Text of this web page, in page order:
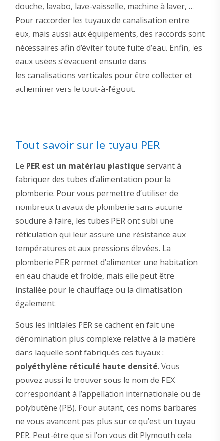
douche, lavabo, lave-vaisselle, machine à laver, …
Pour raccorder les tuyaux de canalisation entre
eux, mais aussi aux équipements, des raccords sont
nécessaires afin d’éviter toute fuite d’eau. Enfin, les
eaux usées s’évacuent ensuite dans
les canalisations verticales pour être collecter et
acheminer vers le tout-à-l’égout.
Tout savoir sur le tuyau PER
Le PER est un matériau plastique servant à
fabriquer des tubes d’alimentation pour la
plomberie. Pour vous permettre d’utiliser de
nombreux travaux de plomberie sans aucune
soudure à faire, les tubes PER ont subi une
réticulation qui leur assure une résistance aux
températures et aux pressions élevées. La
plomberie PER permet d’alimenter une habitation
en eau chaude et froide, mais elle peut être
installée pour le chauffage ou la climatisation
également.
Sous les initiales PER se cachent en fait une
dénomination plus complexe relative à la matière
dans laquelle sont fabriqués ces tuyaux :
polyéthylène réticulé haute densité. Vous
pouvez aussi le trouver sous le nom de PEX
correspondant à l’appellation internationale ou de
polybutène (PB). Pour autant, ces noms barbares
ne vous avancent pas plus sur ce qu’est un tuyau
PER. Peut-être que si l’on vous dit Plymouth cela